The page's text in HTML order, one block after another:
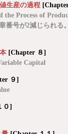
生産の過程
the Process of
番号が2減じられ
[Chapter ８]
Capital
９]
０]